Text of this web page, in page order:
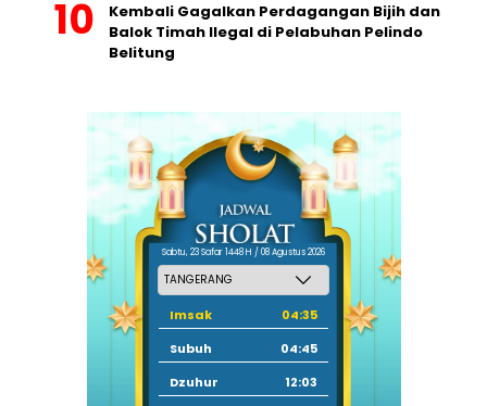
Kembali Gagalkan Perdagangan Bijih dan
Balok Timah Ilegal di Pelabuhan Pelindo
Belitung
Sabtu, 23 Safar 1448 H / 08 Agustus 2026
Imsak
04:35
Subuh
04:45
Dzuhur
12:03